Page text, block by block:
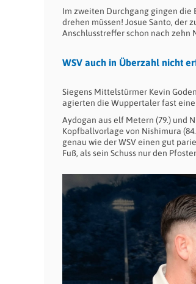
Im zweiten Durchgang gingen die
drehen müssen! Josue Santo, der
Anschlusstreffer schon nach zehn
WSV auch in Überzahl nicht
Siegens Mittelstürmer Kevin
agierten die Wuppertaler fast
Aydogan aus elf Metern (79.) und
Kopfballvorlage von Nishimura
genau wie der WSV einen gut
Fuß, als sein Schuss nur den